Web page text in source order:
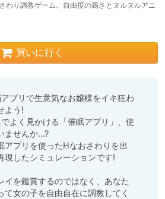
わり調教ゲーム。自由度の高さとヌルヌルアニ
買いに行く
プリで生意気なお嬢様をイキ狂わ
よう!
よく見かける「催眠アプリ」、使
ませんか…?
アプリを使ったHなおさわりを出
現したシミュレーションです!
イを鑑賞するのではなく、あなた
て女の子を自由自在に調教してく